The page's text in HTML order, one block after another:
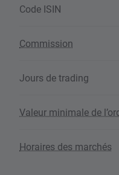
Code ISIN
Commission
Jours de trading
Valeur minimale de
Horaires des marchés